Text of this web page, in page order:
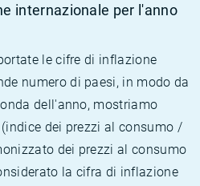
internazionale per l'anno
le cifre di inflazione
numero di paesi, in modo da
dell'anno, mostriamo
dei prezzi al consumo /
dei prezzi al consumo
la cifra di inflazione